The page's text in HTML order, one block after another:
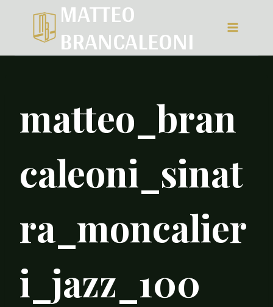
MATTEO
BRANCALEONI
matteo_bran
caleoni_sinat
ra_moncalier
i_jazz_100